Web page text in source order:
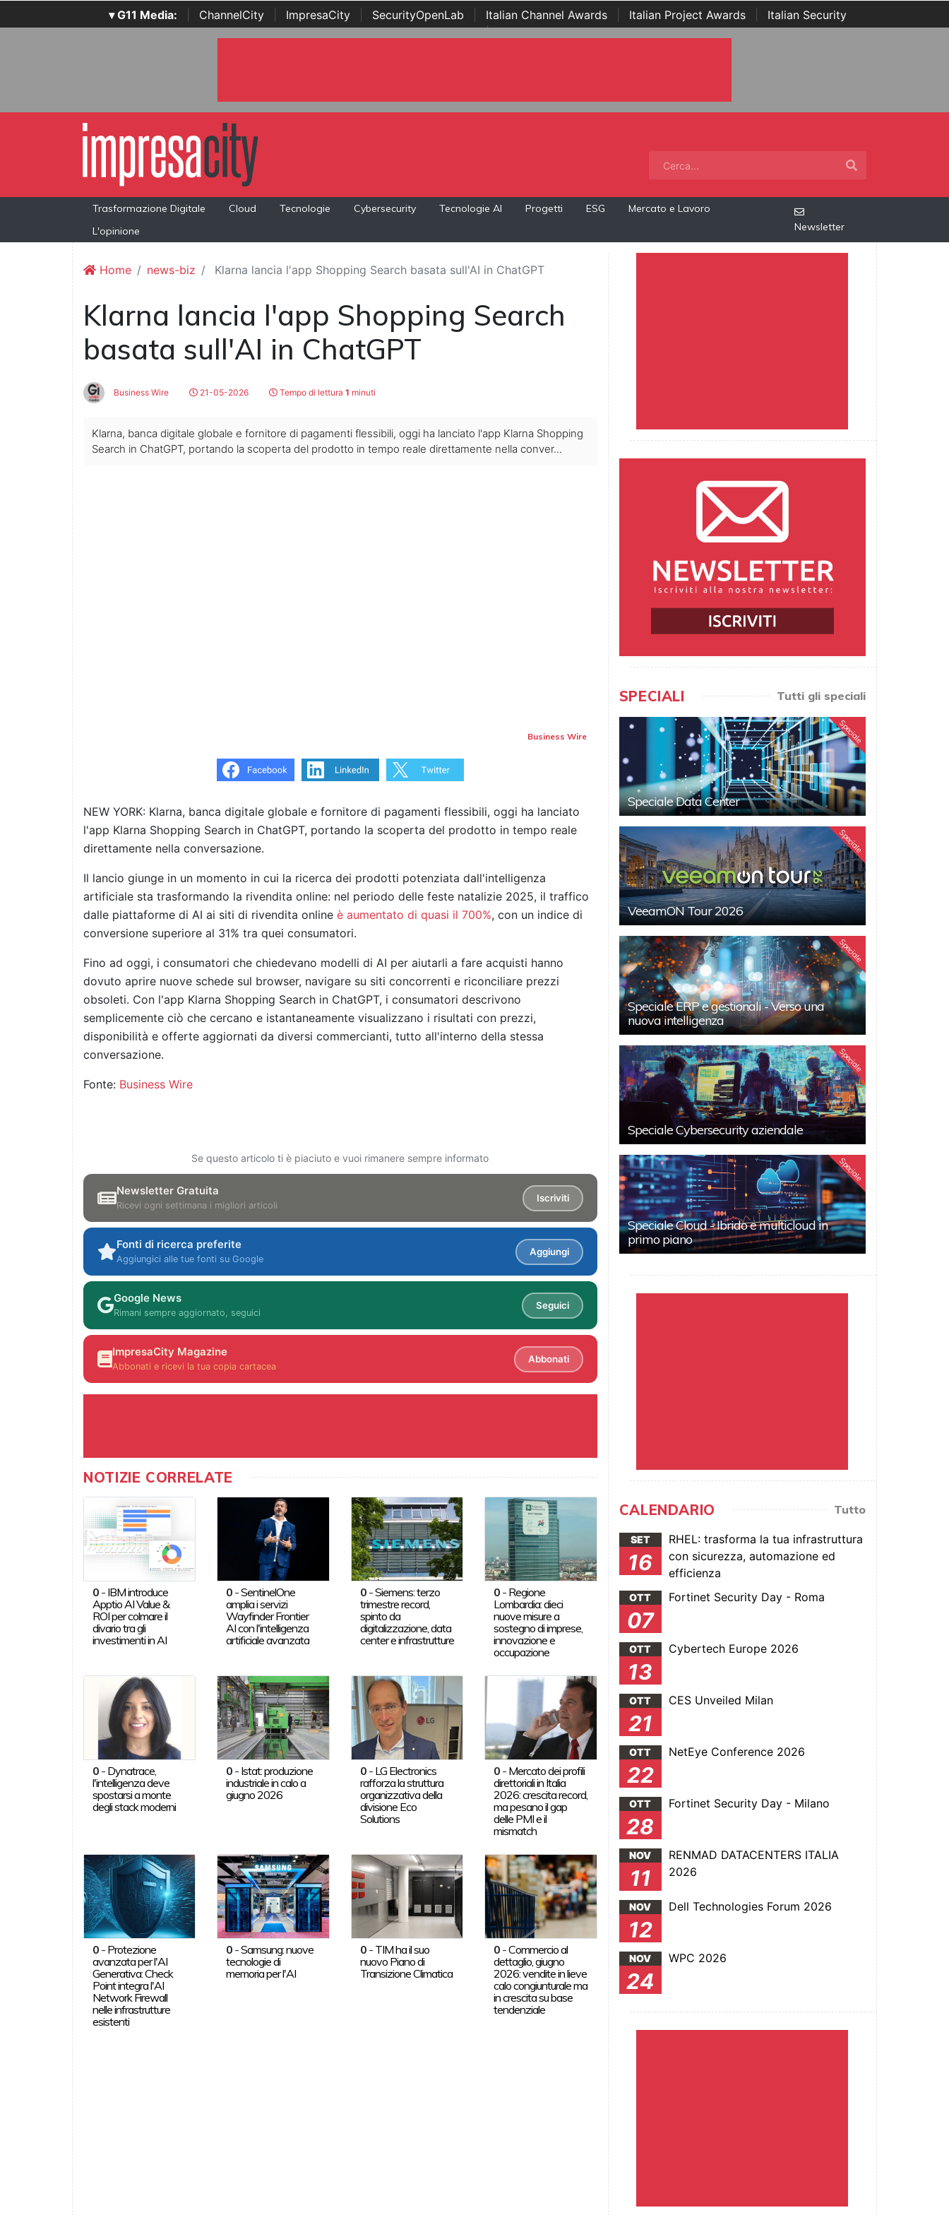
▾ G11 Media: ChannelCity ImpresaCity SecurityOpenLab Italian Channel Awards Italian Project Awards
Italian Security
Awards | ...
Trasformazione Digitale Cloud Tecnologie Cybersecurity Tecnologie AI Progetti ESG
Mercato e Lavoro
L'opinione
Newsletter
Home news-biz Klarna lancia l'app Shopping Search basata sull'AI in ChatGPT
Klarna lancia l'app Shopping Search
basata sull'AI in ChatGPT
Business Wire 21-05-2026 Tempo di lettura 1 minuti
Klarna, banca digitale globale e fornitore di pagamenti flessibili, oggi ha lanciato l'app Klarna Shopping
Search in ChatGPT, portando la scoperta del prodotto in tempo reale direttamente nella conver...
Business Wire
NEW YORK: Klarna, banca digitale globale e fornitore di pagamenti flessibili, oggi ha lanciato
l'app Klarna Shopping Search in ChatGPT, portando la scoperta del prodotto in tempo reale
direttamente nella conversazione.
Il lancio giunge in un momento in cui la ricerca dei prodotti potenziata dall'intelligenza
artificiale sta trasformando la rivendita online: nel periodo delle feste natalizie 2025, il traffico
dalle piattaforme di AI ai siti di rivendita online è aumentato di quasi il 700%, con un indice di
conversione superiore al 31% tra quei consumatori.
Fino ad oggi, i consumatori che chiedevano modelli di AI per aiutarli a fare acquisti hanno
dovuto aprire nuove schede sul browser, navigare su siti concorrenti e riconciliare prezzi
obsoleti. Con l'app Klarna Shopping Search in ChatGPT, i consumatori descrivono
semplicemente ciò che cercano e istantaneamente visualizzano i risultati con prezzi,
disponibilità e offerte aggiornati da diversi commercianti, tutto all'interno della stessa
conversazione.
Fonte: Business Wire
Se questo articolo ti è piaciuto e vuoi rimanere sempre informato
Newsletter Gratuita
Ricevi ogni settimana i migliori articoli
Iscriviti
Fonti di ricerca preferite
Aggiungici alle tue fonti su Google
Aggiungi
Google News
Rimani sempre aggiornato, seguici
Seguici
ImpresaCity Magazine
Abbonati e ricevi la tua copia cartacea
Abbonati
NOTIZIE CORRELATE
0- IBM introduce
Apptio AI Value &
ROI per colmare il
divario tra gli
investimenti in AI
0 -SentinelOne
amplia i servizi
Wayfinder Frontier
AI con l'intelligenza
artificiale avanzata
0-Siemens: terzo
trimestre record,
spinto da
digitalizzazione, data
center e infrastrutture
0 - Regione
Lombardia: dieci
nuove misure a
sostegno di imprese,
innovazione e
occupazione
0- Dynatrace,
l'intelligenza deve
spostarsi a monte
degli stack moderni
0 - Istat: produzione
industriale in calo a
giugno 2026
0- LG Electronics
rafforza la struttura
organizzativa della
divisione Eco
Solutions
0 - Mercato dei profili
direttoriali in Italia
2026: crescita record,
ma pesano il gap
delle PMI e il
mismatch
0- Protezione
avanzata per l'AI
Generativa: Check
Point integra l'AI
Network Firewall
nelle infrastrutture
esistenti
0 -Samsung: nuove
tecnologie di
memoria per l'AI
0- TIM ha il suo
nuovo Piano di
Transizione Climatica
0 -Commercio al
dettaglio, giugno
2026: vendite in lieve
calo congiunturale ma
in crescita su base
tendenziale
SPECIALI Tutti gli speciali
Speciale
Speciale Data Center
Speciale
VeeamON Tour 2026
Speciale
Speciale ERP e gestionali - Verso una
nuova intelligenza
Speciale
Speciale Cybersecurity aziendale
Speciale
Speciale Cloud - Ibrido e multicloud in
primo piano
CALENDARIO Tutto
SET
16
RHEL: trasforma la tua infrastruttura
con sicurezza, automazione ed
efficienza
OTT
07
Fortinet Security Day - Roma
OTT
13
Cybertech Europe 2026
OTT
21
CES Unveiled Milan
OTT
22
NetEye Conference 2026
OTT
28
Fortinet Security Day - Milano
NOV
11
RENMAD DATACENTERS ITALIA
2026
NOV
12
Dell Technologies Forum 2026
NOV
24
WPC 2026